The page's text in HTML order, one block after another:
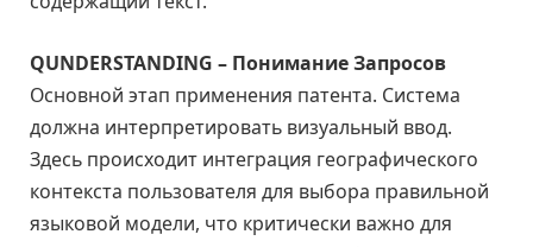
QUNDERSTANDING – Понимание Запросов
Основной этап применения патента. Система
должна интерпретировать визуальный ввод.
Здесь происходит интеграция географического
контекста пользователя для выбора правильной
языковой модели, что критически важно для